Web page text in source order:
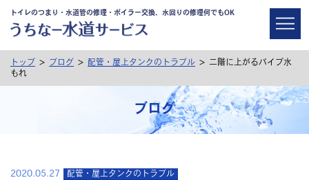
トイレのつまり・水道管の修理・ボイラー交換、水回りの修理何でもOK
トップ > ブログ > 配管・屋上タンクのトラブル > 二階に上がるパイプ水
もれ
ブログ
2020.05.27 配管・屋上タンクのトラブル